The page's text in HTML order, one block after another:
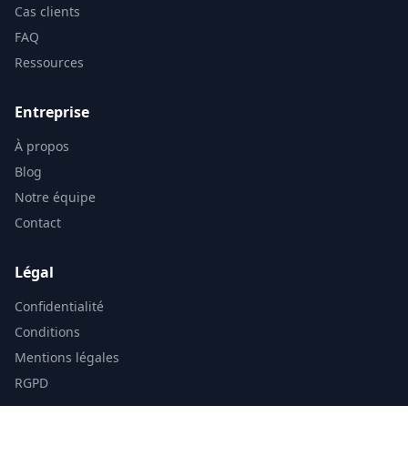
Cas clients
FAQ
Ressources
Entreprise
À propos
Blog
Notre équipe
Contact
Légal
Confidentialité
Conditions
Mentions légales
RGPD